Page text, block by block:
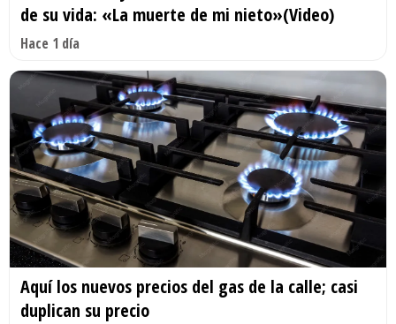
de su vida: «La muerte de mi nieto»(Video)
Hace 1 día
Aquí los nuevos precios del gas de la calle; casi
duplican su precio